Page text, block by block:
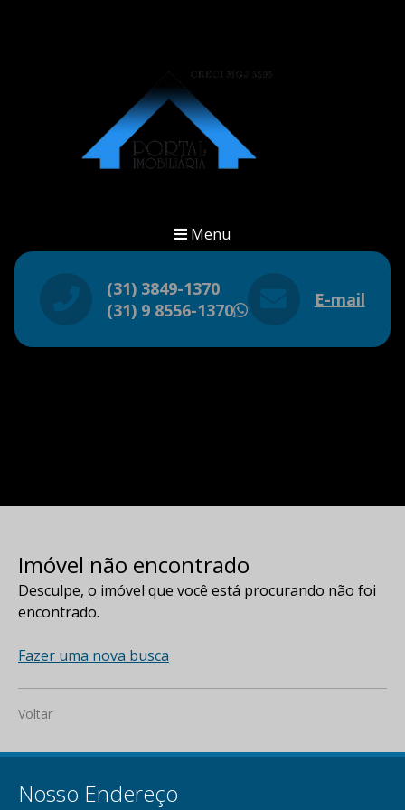
Menu
(31) 3849-1370
(31) 9 8556-1370
WhatsApp
E-mail
Imóvel não encontrado
Desculpe, o imóvel que você está procurando não foi
encontrado.
Fazer uma nova busca
Voltar
Nosso Endereço